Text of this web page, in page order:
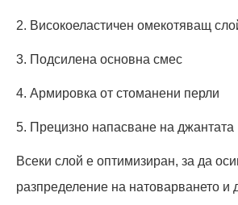
2. Високоеластичен омекотяващ
3. Подсилена основна смес
4. Армировка от стоманени перли
5. Прецизно напасване на джантата
Всеки слой е оптимизиран, за да
разпределение на натоварването и